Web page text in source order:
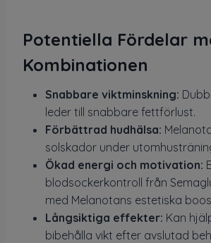
Potentiella Fördelar
Kombinationen
Snabbare viktminskning:
leder till snabbare fettförlust.
Förbättrad hudhälsa:
solskador under
Ökad energi och motivation:
blodsockerkontroll från
med Melanotans estetiska
Långsiktiga effekter: Kan
bibehålla vikt efter avslutad